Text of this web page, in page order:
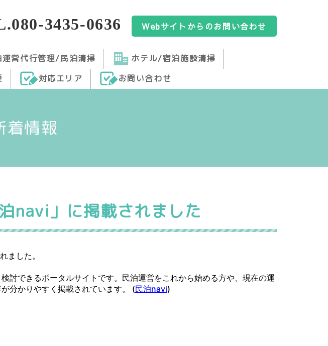
3435-0636 Webサイトからのお問い合わせ
運営代行管理/民泊清掃
ホテル/宿泊施設清掃
対応エリア お問い合わせ
着情報
navi」に掲載されました
ました。
討できるポータルサイトです。民泊運営をこれから始める方や、現在の運
分かりやすく掲載されています。 (民泊navi⁠)